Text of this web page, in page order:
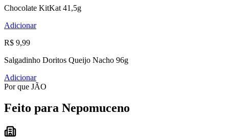
Chocolate KitKat 41,5g
Adicionar
R$ 9,99
Salgadinho Doritos Queijo Nacho 96g
Adicionar
Por que JÃO
Feito para Nepomuceno